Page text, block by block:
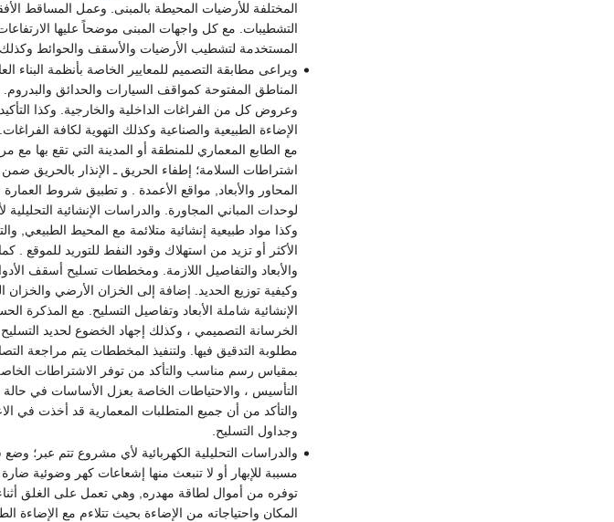
المختلفة للأرضيات المحيطة بالمبنى. وعمل المساقط
التشطيبات. مع كل واجهات المبنى موضحاً عليها الارتفاعات
المستخدمة لتشطيب الأرضيات والأسقف والحوائط وكذلك
ويراعى مطابقة التصميم للمعايير الخاصة بأنظمة البناء
المناطق المفتوحة كمواقف السيارات والحدائق
وعروض كل من الفراغات الداخلية والخارجية. وكذا
الإضاءة الطبيعية والصناعية وكذلك التهوية لكافة
مع الطابع المعماري للمنطقة أو المدينة التي تقع بها
اشتراطات السلامة؛ إطفاء الحريق ـ الإنذار بالحريق
المحاور والأبعاد, مواقع الأعمدة . و تطبيق شروط
لوحدات المباني المجاورة. والدراسات الإنشائية
وكذا مواد طبيعية إنشائية متلائمة مع المحيط الطبيعي,
الأكثر أو تزيد من استهلاك وقود النفط للتوريد للموقع
والأبعاد والتفاصيل اللازمة. ومخططات تسليح أسقف
وكيفية توزيع الحديد. إضافة إلى الخزان الأرضي
الإنشائية شاملة الأبعاد وتفاصيل التسليح. مع المذكرة
الخرسانة التصميمي ، وكذلك إجهاد الخضوع لحديد التسليح
مطلوبة التدقيق فيها. ولتنفيذ المخططات يتم مراجعة
بمقياس رسم مناسب والتأكد من توفر الاشتراطات
التأسيس ، والاحتياطات الخاصة بعزل الأساسات في
والتأكد من أن جميع المتطلبات المعمارية قد أخذت في
وجداول التسليح.
والدراسات التحليلية الكهربائية لأي مشروع تتم عبر؛
مسببة للإبهار أو لا تنبعث منها إشعاعات كهر وضوئية
توفره من أموال لطاقة مهدره, وهي تعمل على الغلق
المكان واحتياجاته من الإضاءة بحيث تتلاءم مع الإضاءة